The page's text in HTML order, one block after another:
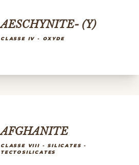
AESCHYNITE- (Y)
CLASSE IV - OXYDE
AFGHANITE
CLASSE VIII - SILICATES -
TECTOSILICATES